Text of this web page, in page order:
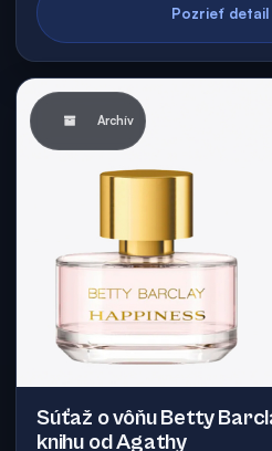
Pozrieť detail
Archív
Súťaž o vôňu Betty
knihu od Agathy